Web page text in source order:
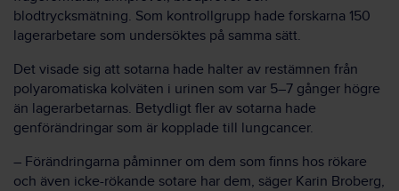
blodtrycksmätning. Som kontrollgrupp hade forskarna 150
lagerarbetare som undersöktes på samma sätt.
Det visade sig att sotarna hade halter av restämnen från
polyaromatiska kolväten i urinen som var 5–7 gånger högre
än lagerarbetarnas. Betydligt fler av sotarna hade
genförändringar som är kopplade till lungcancer.
– Förändringarna påminner om dem som finns hos rökare
och även icke-rökande sotare har dem, säger Karin Broberg,